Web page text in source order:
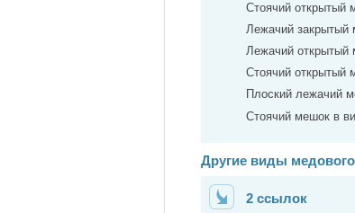
Стоячий открытый
Лежачий закрытый
Лежачий открытый
Стоячий открытый
Плоский лежачий
Стоячий мешок в
Другие виды медового
2 ссылок